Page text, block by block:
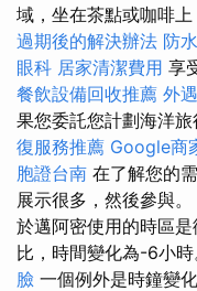
域，坐在茶點或咖啡上
過期後的解決辦法 防
眼科 居家清潔費用 享
餐飲設備回收推薦 外遇
果您委託您計劃海洋
復服務推薦 Google商
胞證台南 在了解您的
展示很多，然後參與。
於邁阿密使用的時區
比，時間變化為-6小時
臉 一個例外是時鐘變